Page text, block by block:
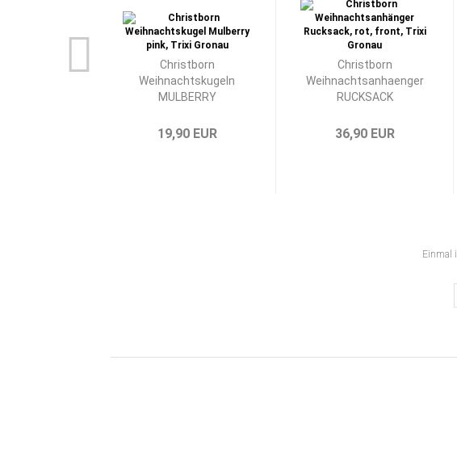
Christborn
Weihnachtskugeln
MULBERRY
19,90 EUR
Christborn
Weihnachtsanhaenger
RUCKSACK
36,90 EUR
Einmal